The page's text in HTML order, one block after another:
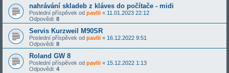
nahrávání skladeb z kláves do počítače - midi
Poslední příspěvek od pavlii « 11.01.2023 22:12
Odpovědi: 8
Servis Kurzweil M90SR
Poslední příspěvek od pavlii « 16.12.2022 9:51
Odpovědi: 8
Roland GW 8
Poslední příspěvek od pavlii « 15.12.2022 1:13
Odpovědi: 4